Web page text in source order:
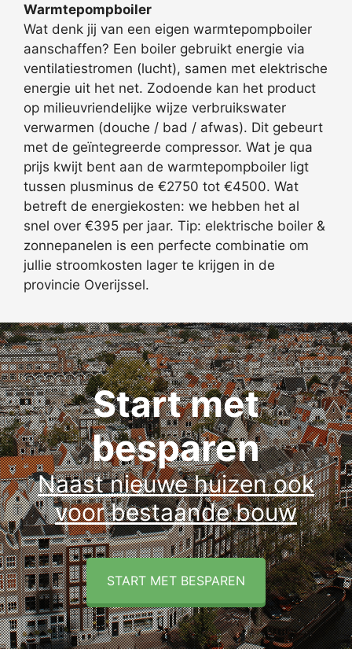
Warmtepompboiler
Wat denk jij van een eigen warmtepompboiler
aanschaffen? Een boiler gebruikt energie via
ventilatiestromen (lucht), samen met elektrische
energie uit het net. Zodoende kan het product
op milieuvriendelijke wijze verbruikswater
verwarmen (douche / bad / afwas). Dit gebeurt
met de geïntegreerde compressor. Wat je qua
prijs kwijt bent aan de warmtepompboiler ligt
tussen plusminus de €2750 tot €4500. Wat
betreft de energiekosten: we hebben het al
snel over €395 per jaar. Tip: elektrische boiler &
zonnepanelen is een perfecte combinatie om
jullie stroomkosten lager te krijgen in de
provincie Overijssel.
Start met
besparen
Naast nieuwe huizen ook
voor bestaande bouw
START MET BESPAREN